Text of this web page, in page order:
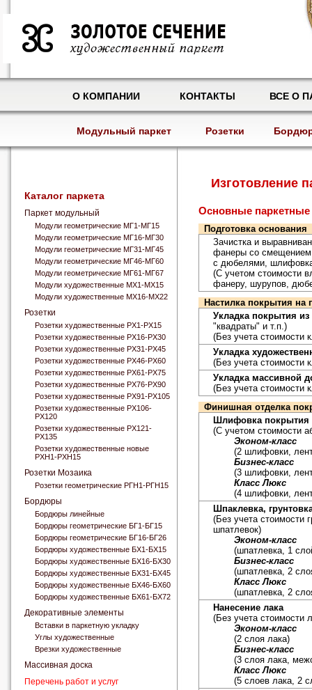
О КОМПАНИИ КОНТАКТЫ ВСЕ О
Модульный паркет Розетки
Каталог паркета
Паркет модульный
Модули геометрические МГ1-МГ15
Модули геометрические МГ16-МГ30
Модули геометрические МГ31-МГ45
Модули геометрические МГ46-МГ60
Модули геометрические МГ61-МГ67
Модули художественные МХ1-МХ15
Модули художественные МХ16-МХ22
Розетки
Розетки художественные РХ1-РХ15
Розетки художественные РХ16-РХ30
Розетки художественные РХ31-РХ45
Розетки художественные РХ46-РХ60
Розетки художественные РХ61-РХ75
Розетки художественные РХ76-РХ90
Розетки художественные РХ91-РХ105
Розетки художественные РХ106-
РХ120
Розетки художественные РХ121-
РХ135
Розетки художественные новые
РХН1-РХН15
Розетки Мозаика
Розетки геометрические РГН1-РГН15
Бордюры
Бордюры линейные
Бордюры геометрические БГ1-БГ15
Бордюры геометрические БГ16-БГ26
Бордюры художественные БХ1-БХ15
Бордюры художественные БХ16-БХ30
Бордюры художественные БХ31-БХ45
Бордюры художественные БХ46-БХ60
Бордюры художественные БХ61-БХ72
Декоративные элементы
Вставки в паркетную укладку
Углы художественные
Врезки художественные
Массивная доска
Перечень работ и услуг
Изготовление
Основные
Подготовка основания
Зачистка и
фанеры со смещением
с дюбелями,
(С учетом стоимости
фанеру, шурупов,
Настилка покрытия на
Укладка покрытия из
"квадраты" и т.п.)
(Без учета стоимости
Укладка
(Без учета стоимости
Укладка массивной
(Без учета стоимости
Финишная отделка
Шлифовка покрытия
(С учетом стоимости
Эконом-класс
(2 шлифовки,
Бизнес-класс
(3 шлифовки,
Класс Люкс
(4 шлифовки,
Шпаклевка,
(Без учета стоимости
шпатлевок)
Эконом-класс
(шпатлевка, 1
Бизнес-класс
(шпатлевка, 2
Класс Люкс
(шпатлевка, 2
Нанесение лака
(Без учета стоимости
Эконом-класс
(2 слоя лака)
Бизнес-класс
(3 слоя лака,
Класс Люкс
(5 слоев лака, 2